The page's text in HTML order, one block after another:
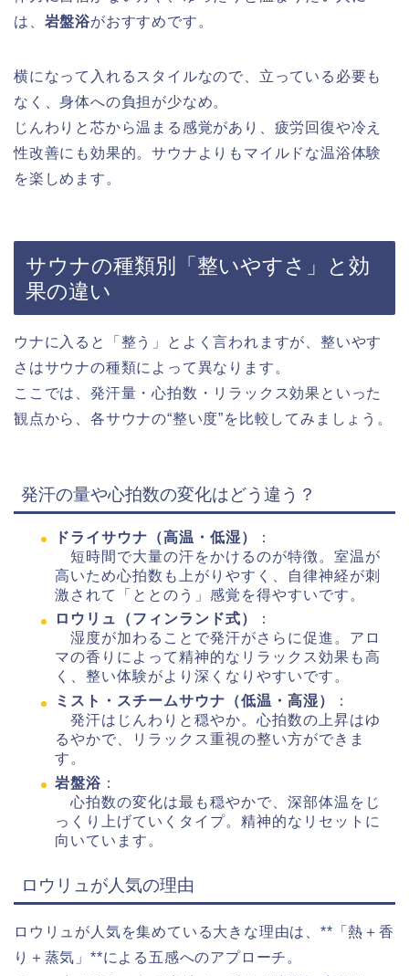
は、 岩盤浴がおすすめです。
横になって入れるスタイルなので、立っている必要も
なく、身体への負担が少なめ。
じんわりと芯から温まる感覚があり、疲労回復や冷え
性改善にも効果的。サウナよりもマイルドな温浴体験
を楽しめます。
サウナの種類別「整いやすさ」と効
果の違い
ウナに入ると「整う」とよく言われますが、整いやす
さはサウナの種類によって異なります。
ここでは、発汗量・心拍数・リラックス効果といった
観点から、各サウナの“整い度”を比較してみましょう。
発汗の量や心拍数の変化はどう違う？
ドライサウナ（高温・低湿）
：
短時間で大量の汗をかけるのが特徴。室温が
高いため心拍数も上がりやすく、自律神経が刺
激されて「ととのう」感覚を得やすいです。
ロウリュ（フィンランド式）
：
湿度が加わることで発汗がさらに促進。アロ
マの香りによって精神的なリラックス効果も高
く、整い体験がより深くなりやすいです。
ミスト・スチームサウナ（低温・高湿）
：
発汗はじんわりと穏やか。心拍数の上昇はゆ
るやかで、リラックス重視の整い方ができま
す。
岩盤浴 ：
心拍数の変化は最も穏やかで、深部体温をじ
っくり上げていくタイプ。精神的なリセットに
向いています。
ロウリュが人気の理由
ロウリュが人気を集めている大きな理由は、**「熱＋香
り＋蒸気」**による五感へのアプローチ。